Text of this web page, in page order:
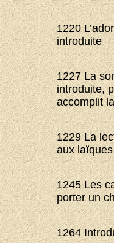
1220
introduite
1227 La
introduite,
accomplit
1229 La
aux laïques
1245 Les
porter un
1264